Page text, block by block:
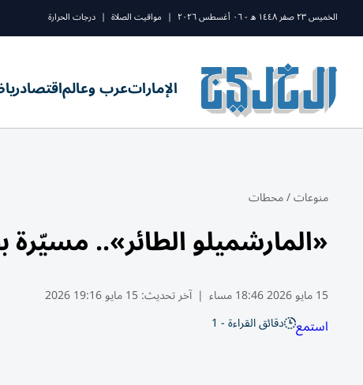
الخميس ٢٣ صفر ١٤٤٨ ه - ٠٦ أغسطس ٢٠٢٦ | مواقيت الصلاة | درجات الحرارة
الإماراتعرب وعالماقتصاد
منوعات/محطات
«المارشميلو الطائر».. مسيّرة
15 مايو 2026 18:46 مساء | آخر تحديث:15 مايو 19:16 2026
استمع دقائق القراءة - 1